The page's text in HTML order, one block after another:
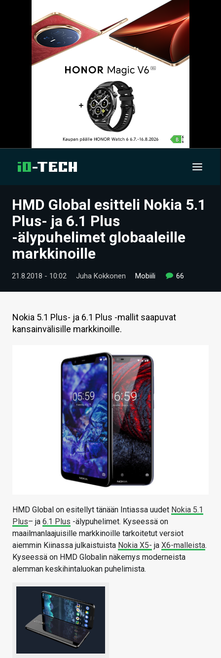
UUTISET
ARTIKKELIT
VIDEOT
TECHBBS
HINTA.FI
HMD Global esitteli Nokia 5.1
Plus- ja 6.1 Plus
-älypuhelimet globaaleille
markkinoille
21.8.2018 - 10:02 Juha Kokkonen Mobiili 66
Nokia 5.1 Plus- ja 6.1 Plus -mallit saapuvat
kansainvälisille markkinoille.
HMD Global on esitellyt tänään Intiassa uudet Nokia 5.1
Plus– ja 6.1 Plus -älypuhelimet. Kyseessä on
maailmanlaajuisille markkinoille tarkoitetut versiot
aiemmin Kiinassa julkaistuista Nokia X5- ja X6-malleista.
Kyseessä on HMD Globalin näkemys moderneista
alemman keskihintaluokan puhelimista.